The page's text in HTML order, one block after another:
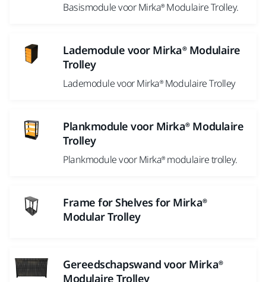
Basismodule voor Mirka® Modulaire Trolley.
Lademodule voor Mirka® Modulaire
Trolley
Lademodule voor Mirka® Modulaire Trolley
Plankmodule voor Mirka® Modulaire
Trolley
Plankmodule voor Mirka® modulaire trolley.
Frame for Shelves for Mirka®
Modular Trolley
Gereedschapswand voor Mirka®
Modulaire Trolley